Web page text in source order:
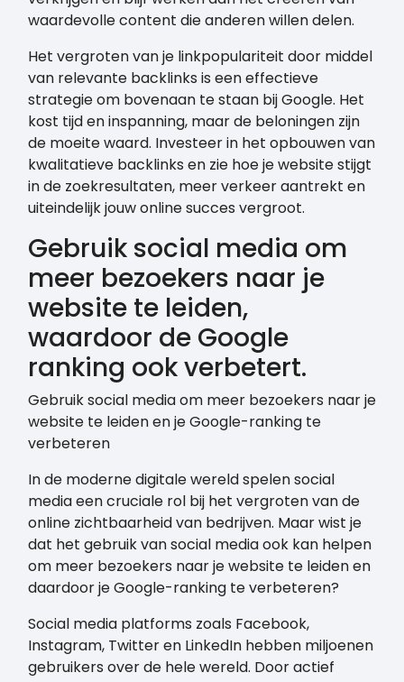
waardevolle content die anderen willen delen.
Het vergroten van je linkpopulariteit door middel
van relevante backlinks is een effectieve
strategie om bovenaan te staan bij Google. Het
kost tijd en inspanning, maar de beloningen zijn
de moeite waard. Investeer in het opbouwen van
kwalitatieve backlinks en zie hoe je website stijgt
in de zoekresultaten, meer verkeer aantrekt en
uiteindelijk jouw online succes vergroot.
Gebruik social media om
meer bezoekers naar je
website te leiden,
waardoor de Google
ranking ook verbetert.
Gebruik social media om meer bezoekers naar je
website te leiden en je Google-ranking te
verbeteren
In de moderne digitale wereld spelen social
media een cruciale rol bij het vergroten van de
online zichtbaarheid van bedrijven. Maar wist je
dat het gebruik van social media ook kan helpen
om meer bezoekers naar je website te leiden en
daardoor je Google-ranking te verbeteren?
Social media platforms zoals Facebook,
Instagram, Twitter en LinkedIn hebben miljoenen
gebruikers over de hele wereld. Door actief